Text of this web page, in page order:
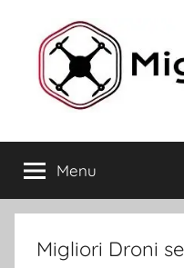
contenuto
Migliori
Droni
Menu
Migliori Droni